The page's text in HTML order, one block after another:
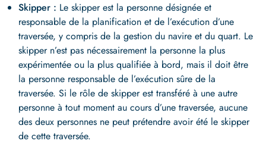
Skipper : Le skipper est la personne désignée et
responsable de la planification et de l’exécution d’une
traversée, y compris de la gestion du navire et du quart. Le
skipper n’est pas nécessairement la personne la plus
expérimentée ou la plus qualifiée à bord, mais il doit être
la personne responsable de l’exécution sûre de la
traversée. Si le rôle de skipper est transféré à une autre
personne à tout moment au cours d’une traversée, aucune
des deux personnes ne peut prétendre avoir été le skipper
de cette traversée.